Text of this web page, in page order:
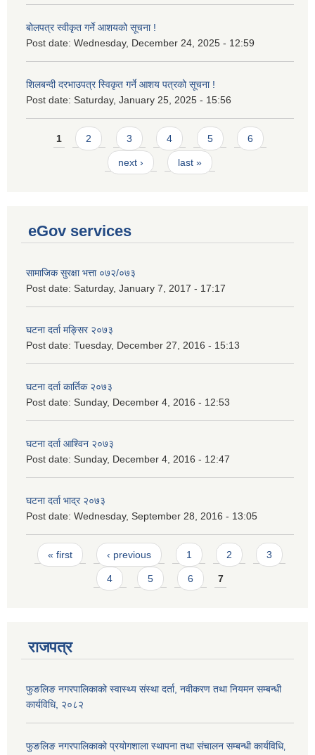
बोलपत्र स्वीकृत गर्ने आशयको सूचना !
Post date: Wednesday, December 24, 2025 - 12:59
शिलबन्दी दरभाउपत्र स्विकृत गर्ने आशय पत्रको सूचना !
Post date: Saturday, January 25, 2025 - 15:56
Pages
1 2 3 4 5 6
next › last »
eGov services
सामाजिक सुरक्षा भत्ता ०७२/०७३
Post date: Saturday, January 7, 2017 - 17:17
घटना दर्ता मङ्सिर २०७३
Post date: Tuesday, December 27, 2016 - 15:13
घटना दर्ता कार्तिक २०७३
Post date: Sunday, December 4, 2016 - 12:53
घटना दर्ता आश्विन २०७३
Post date: Sunday, December 4, 2016 - 12:47
घटना दर्ता भाद्र २०७३
Post date: Wednesday, September 28, 2016 - 13:05
Pages
« first ‹ previous 1 2 3
4 5 6 7
राजपत्र
फुङलिङ नगरपालिकाको स्वास्थ्य संस्था दर्ता, नवीकरण तथा नियमन सम्बन्धी
कार्यविधि, २०८२
फुङलिङ नगरपालिकाको प्रयोगशाला स्थापना तथा संचालन सम्बन्धी कार्यविधि‚